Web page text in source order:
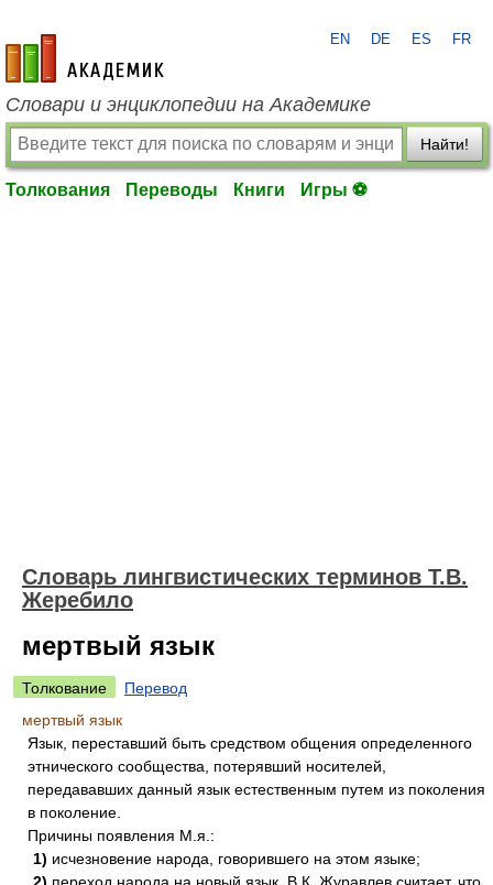
academic.ru
EN DE ES FR
Словари и энциклопедии на Академике
Найти!
Толкования Переводы Книги Игры ⚽
Словарь лингвистических терминов Т.В.
Жеребило
мертвый язык
Толкование
Перевод
мертвый язык
Язык, переставший быть средством общения определенного
этнического сообщества, потерявший носителей,
передававших данный язык естественным путем из поколения
в поколение.
Причины появления М.я.:
1) исчезновение народа, говорившего на этом языке;